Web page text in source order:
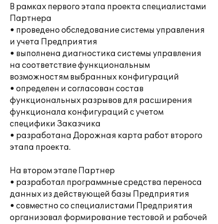
В рамках первого этапа проекта специалистами
Партнера
• проведено обследование системы управления
и учета Предприятия
• выполнена диагностика системы управления
на соответствие функциональным
возможностям выбранных конфигураций
• определен и согласован состав
функциональных разрывов для расширения
функционала конфигураций с учетом
специфики Заказчика
• разработана Дорожная карта работ второго
этапа проекта.
На втором этапе Партнер
• разработал программные средства переноса
данных из действующей базы Предприятия
• совместно со специалистами Предприятия
организовал формирование тестовой и рабочей